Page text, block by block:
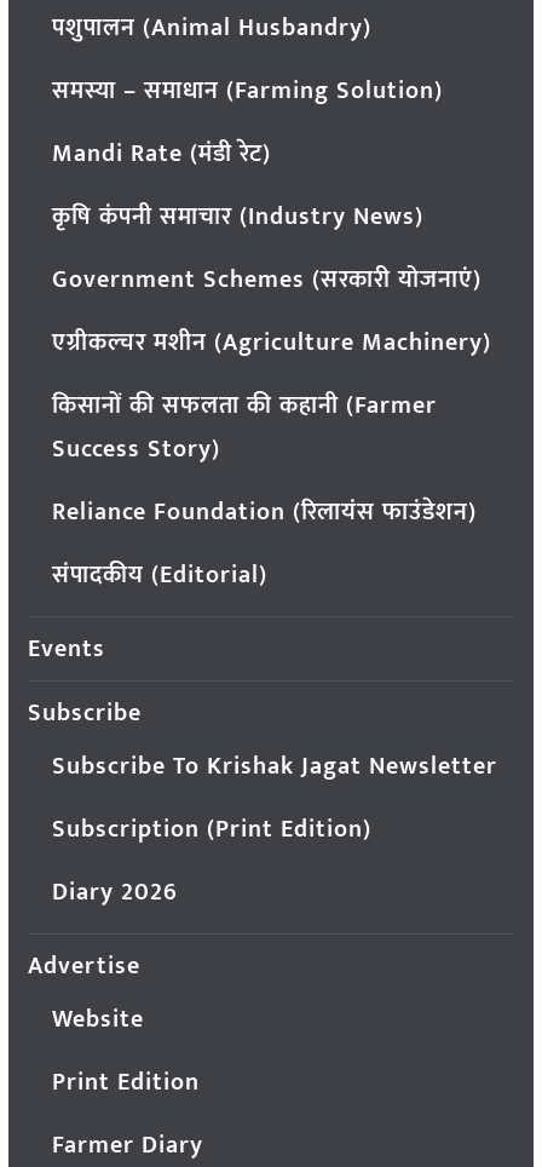
पशुपालन (Animal Husbandry)
समस्या – समाधान (Farming Solution)
Mandi Rate (मंडी रेट)
कृषि कंपनी समाचार (Industry News)
Government Schemes (सरकारी योजनाएं)
एग्रीकल्चर मशीन (Agriculture Machinery)
किसानों की सफलता की कहानी (Farmer
Success Story)
Reliance Foundation (रिलायंस फाउंडेशन)
संपादकीय (Editorial)
Events
Subscribe
Subscribe To Krishak Jagat Newsletter
Subscription (Print Edition)
Diary 2026
Advertise
Website
Print Edition
Farmer Diary